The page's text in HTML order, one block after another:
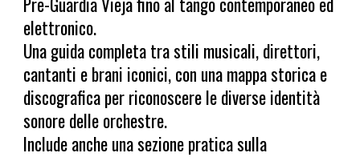
elettronico.
Una guida completa tra stili musicali, direttori,
cantanti e brani iconici, con una mappa storica e
discografica per riconoscere le diverse identità
sonore delle orchestre.
Include anche una sezione pratica sulla